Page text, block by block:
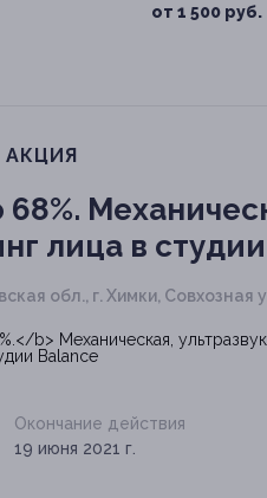
от 1 500 руб.
лица в
обл., г. Химки, Совхозная
Окончание действия
19 июня 2021 г.